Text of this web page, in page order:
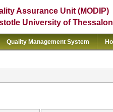
Assurance Unit (MODIP)
University of
Quality Management System